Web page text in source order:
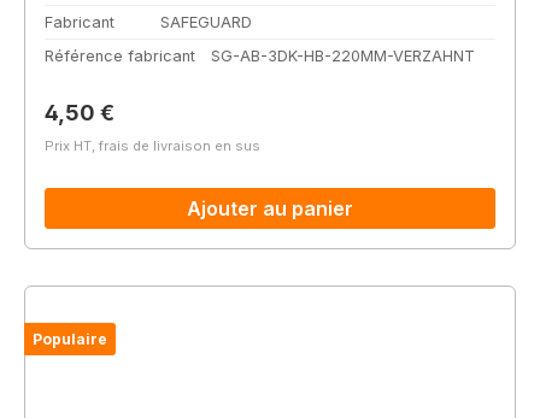
Fabricant
SAFEGUARD
Référence fabricant
SG-AB-3DK-HB-220MM-VERZAHNT
Prix régulier :
4,50 €
Prix HT, frais de livraison en sus
Ajouter au panier
Populaire